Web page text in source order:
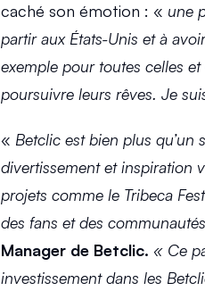
caché son émotion : « une
partir aux États-Unis et à
exemple pour toutes celles
poursuivre leurs rêves. Je
« Betclic est bien plus
divertissement et inspiration
projets comme le Tribeca
des fans et des communautés
Manager de Betclic. « Ce
investissement dans les